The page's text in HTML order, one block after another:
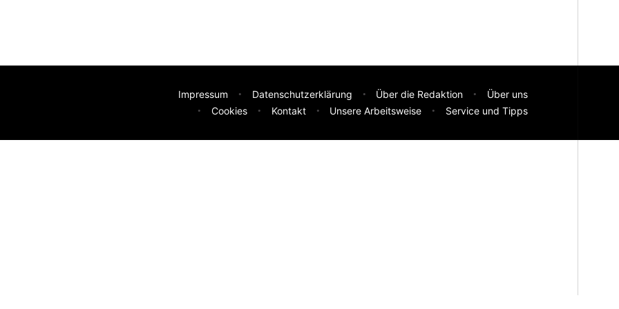
Impressum Datenschutzerklärung Über die Redaktion
Über uns
Cookies
Kontakt Unsere Arbeitsweise Service und Tipps